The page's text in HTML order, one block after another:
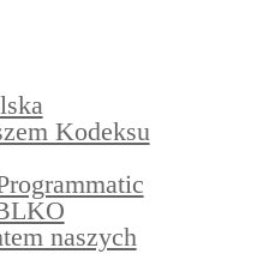
Kodeksu
naszych